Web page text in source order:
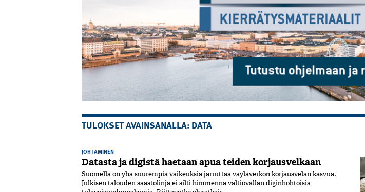
TULOKSET AVAINSANALLA: DATA
JOHTAMINEN
Datasta ja digistä haetaan apua teiden korjausvelkaan
Suomella on yhä suurempia vaikeuksia jarruttaa väyläverkon korjausvelan kasvua.
Julkisen talouden säästölinja ei silti himmennä valtiovallan diginhohtoisia